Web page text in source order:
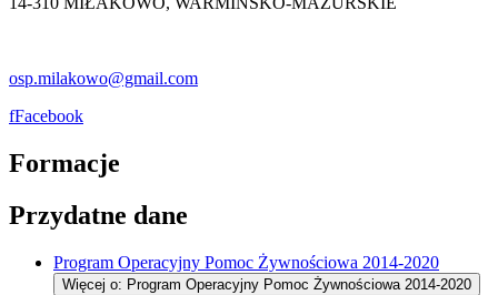
osp.milakowo@gmail.com
fFacebook
Formacje
Przydatne dane
Program Operacyjny Pomoc Żywnościowa 2014-2020
Więcej o: Program Operacyjny Pomoc Żywnościowa 2014-2020